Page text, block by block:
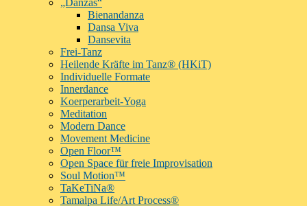
„Danzas“
Bienandanza
Dansa Viva
Dansevita
Frei-Tanz
Heilende Kräfte im Tanz® (HKiT)
Individuelle Formate
Innerdance
Koerperarbeit-Yoga
Meditation
Modern Dance
Movement Medicine
Open Floor™
Open Space für freie Improvisation
Soul Motion™
TaKeTiNa®
Tamalpa Life/Art Process®